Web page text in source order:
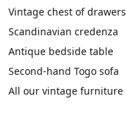
Vintage chest of drawers
Scandinavian credenza
Antique bedside table
Second-hand Togo sofa
All our vintage furniture